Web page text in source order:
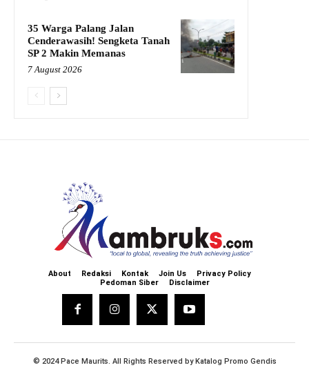
35 Warga Palang Jalan
Cenderawasih! Sengketa Tanah
SP 2 Makin Memanas
7 August 2026
About Redaksi Kontak Join Us
Privacy Policy
Pedoman Siber
Disclaimer
© 2024 Pace Maurits. All Rights Reserved byKatalog Promo Gendis